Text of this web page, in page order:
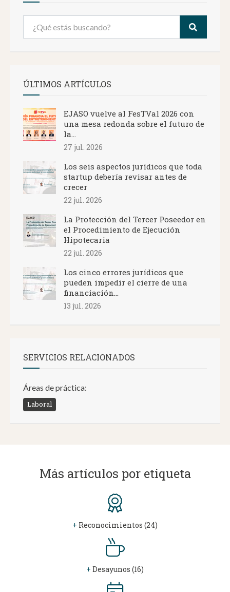
ÚLTIMOS ARTÍCULOS
EJASO vuelve al FesTVal 2026 con
una mesa redonda sobre el futuro de
la...
27 jul. 2026
Los seis aspectos jurídicos que toda
startup debería revisar antes de
crecer
22 jul. 2026
La Protección del Tercer Poseedor en
el Procedimiento de Ejecución
Hipotecaria
22 jul. 2026
Los cinco errores jurídicos que
pueden impedir el cierre de una
financiación...
13 jul. 2026
SERVICIOS RELACIONADOS
Áreas de práctica:
Laboral
Más artículos por etiqueta
+ Reconocimientos (24)
+ Desayunos (16)